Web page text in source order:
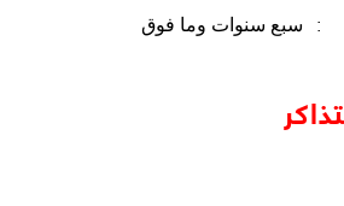
: سبع سنوات وما فوق